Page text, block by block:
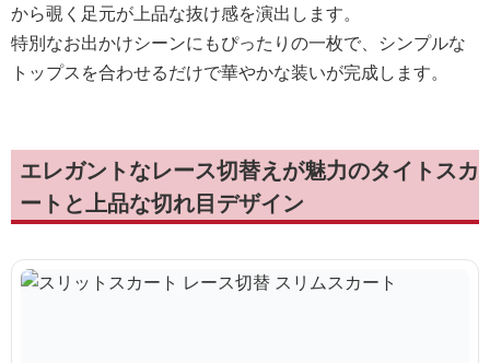
から覗く足元が上品な抜け感を演出します。
特別なお出かけシーンにもぴったりの一枚で、シンプルな
トップスを合わせるだけで華やかな装いが完成します。
エレガントなレース切替えが魅力のタイトスカ
ートと上品な切れ目デザイン